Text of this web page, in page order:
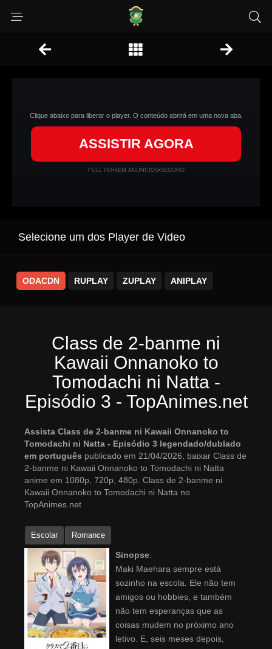
Clique abaixo para liberar o player. O conteúdo abrirá em uma nova aba.
ASSISTIR AGORA
FULL HD•SEM ANÚNCIOS•SEGURO
Selecione um dos Player de Video
ODACDN RUPLAY ZUPLAY ANIPLAY
Class de 2-banme ni
Kawaii Onnanoko to
Tomodachi ni Natta -
Episódio 3 - TopAnimes.net
Assista Class de 2-banme ni Kawaii Onnanoko to
Tomodachi ni Natta - Episódio 3 legendado/dublado
em português publicado em 21/04/2026, baixar Class de
2-banme ni Kawaii Onnanoko to Tomodachi ni Natta
anime em 1080p, 720p, 480p. Class de 2-banme ni
Kawaii Onnanoko to Tomodachi ni Natta no
TopAnimes.net
Escolar Romance
Sinopse:
Maki Maehara sempre está
sozinho na escola. Ele não tem
amigos ou hobbies, e também
não tem esperanças que as
coisas mudem no próximo ano
letivo. E, seis meses depois,